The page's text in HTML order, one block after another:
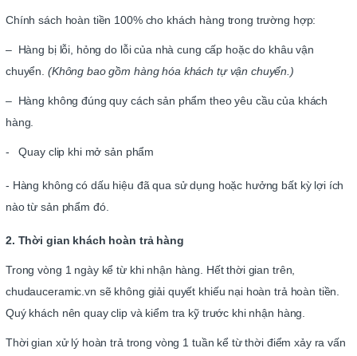
Chính sách hoàn tiền 100% cho khách hàng trong trường hợp:
– Hàng bị lỗi, hỏng do lỗi của nhà cung cấp hoặc do khâu vận
chuyển. (Không bao gồm hàng hóa khách tự vận chuyển.)
– Hàng không đúng quy cách sản phẩm theo yêu cầu của khách
hàng.
- Quay clip khi mở sản phẩm
- Hàng không có dấu hiệu đã qua sử dụng hoặc hưởng bất kỳ lợi ích
nào từ sản phẩm đó.
2. Thời gian khách hoàn trả hàng
Trong vòng 1 ngày kể từ khi nhận hàng. Hết thời gian trên,
chudauceramic.vn sẽ không giải quyết khiếu nại hoàn trả hoàn tiền.
Quý khách nên quay clip và kiểm tra kỹ trước khi nhận hàng.
Thời gian xử lý hoàn trả trong vòng 1 tuần kể từ thời điểm xảy ra vấn